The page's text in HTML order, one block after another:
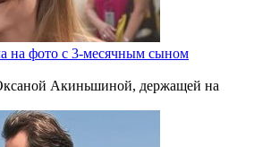
на фото с 3-месячным сыном
Акиньшиной, держащей на